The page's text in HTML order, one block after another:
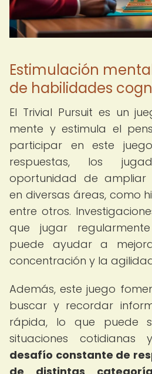
Estimulación
de habilidades
El Trivial Pursuit es un
mente y estimula el
participar en este
respuestas, los
oportunidad de ampliar
en diversas áreas, como
entre otros.
que jugar
puede ayudar a
concentración y la
Además, este juego
buscar y recordar
rápida, lo que puede
situaciones cotidianas
desafío constante de